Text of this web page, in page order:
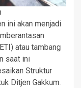
ini akan menjadi
atau tambang
saat ini
Struktur
Ditjen Gakkum.